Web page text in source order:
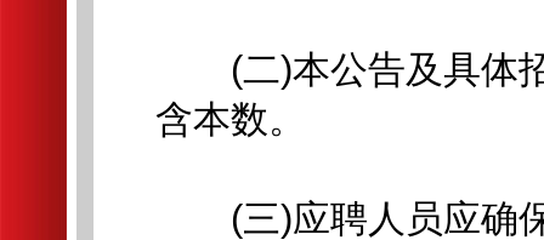
(二)本公告及具体招
含本数。
(三)应聘人员应确保